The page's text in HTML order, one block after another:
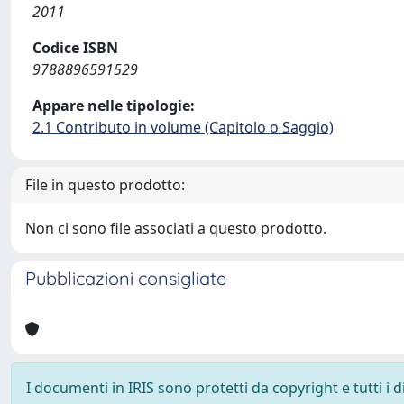
2011
Codice ISBN
9788896591529
Appare nelle tipologie:
2.1 Contributo in volume (Capitolo o Saggio)
File in questo prodotto:
Non ci sono file associati a questo prodotto.
Pubblicazioni consigliate
I documenti in IRIS sono protetti da copyright e tutti i